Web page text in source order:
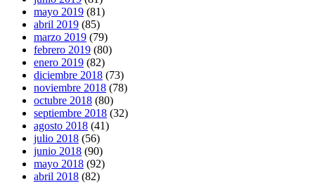
mayo 2019 (81)
abril 2019 (85)
marzo 2019 (79)
febrero 2019 (80)
enero 2019 (82)
diciembre 2018 (73)
noviembre 2018 (78)
octubre 2018 (80)
septiembre 2018 (32)
agosto 2018 (41)
julio 2018 (56)
junio 2018 (90)
mayo 2018 (92)
abril 2018 (82)